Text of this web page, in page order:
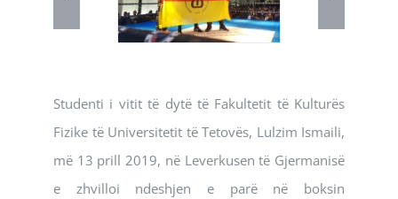
Studenti i vitit të dytë të Fakultetit të Kulturës
Fizike të Universitetit të Tetovës, Lulzim Ismaili,
më 13 prill 2019, në Leverkusen të Gjermanisë
e zhvilloi ndeshjen e parë në boksin